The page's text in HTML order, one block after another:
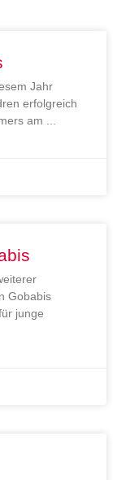
Jahr
erfolgreich
am
Gobabis
junge